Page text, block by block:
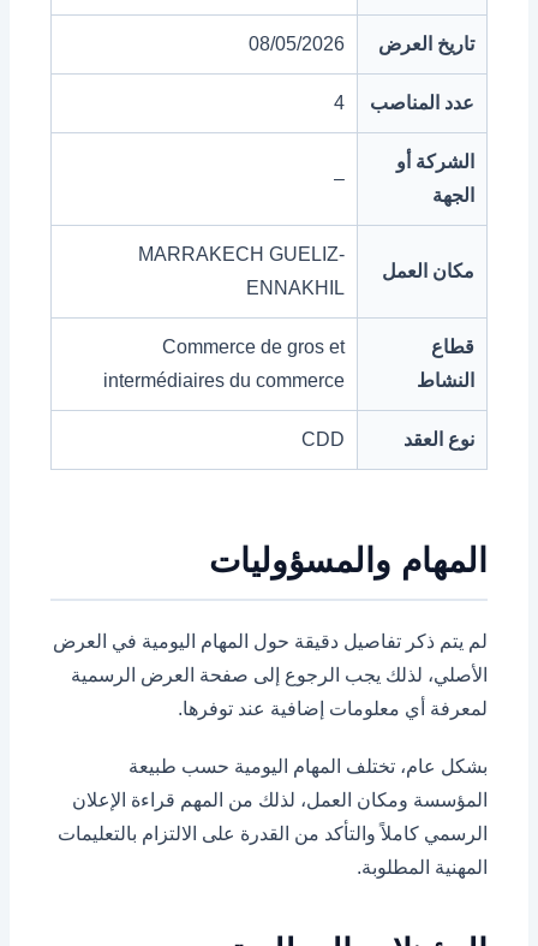
تاريخ العرض 08/05/2026
عدد المناصب 4
الشركة أو
الجهة
–
مكان العمل
MARRAKECH GUELIZ-
ENNAKHIL
قطاع
النشاط
Commerce de gros et
intermédiaires du commerce
نوع العقد CDD
المهام والمسؤوليات
لم يتم ذكر تفاصيل دقيقة حول المهام اليومية في العرض
الأصلي، لذلك يجب الرجوع إلى صفحة العرض الرسمية
لمعرفة أي معلومات إضافية عند توفرها.
بشكل عام، تختلف المهام اليومية حسب طبيعة
المؤسسة ومكان العمل، لذلك من المهم قراءة الإعلان
الرسمي كاملاً والتأكد من القدرة على الالتزام بالتعليمات
المهنية المطلوبة.